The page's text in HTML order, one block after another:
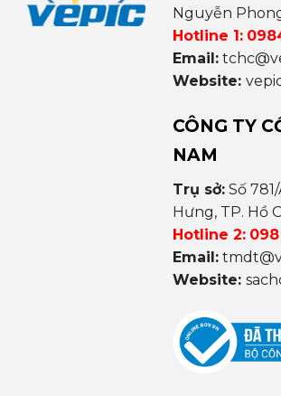
Nguyễn
Hotline 1:
Email:
Website:
CÔNG TY
NAM
Trụ sở:Số
Hưng, TP. Hồ
Hotline 2: 098
Email:
Website: